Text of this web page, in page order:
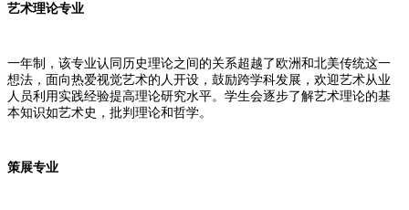
艺术理论专业
一年制，该专业认同历史理论之间的关系超越了欧洲和北美传统这一
想法，面向热爱视觉艺术的人开设，鼓励跨学科发展，欢迎艺术从业
人员利用实践经验提高理论研究水平。学生会逐步了解艺术理论的基
本知识如艺术史，批判理论和哲学。
策展专业